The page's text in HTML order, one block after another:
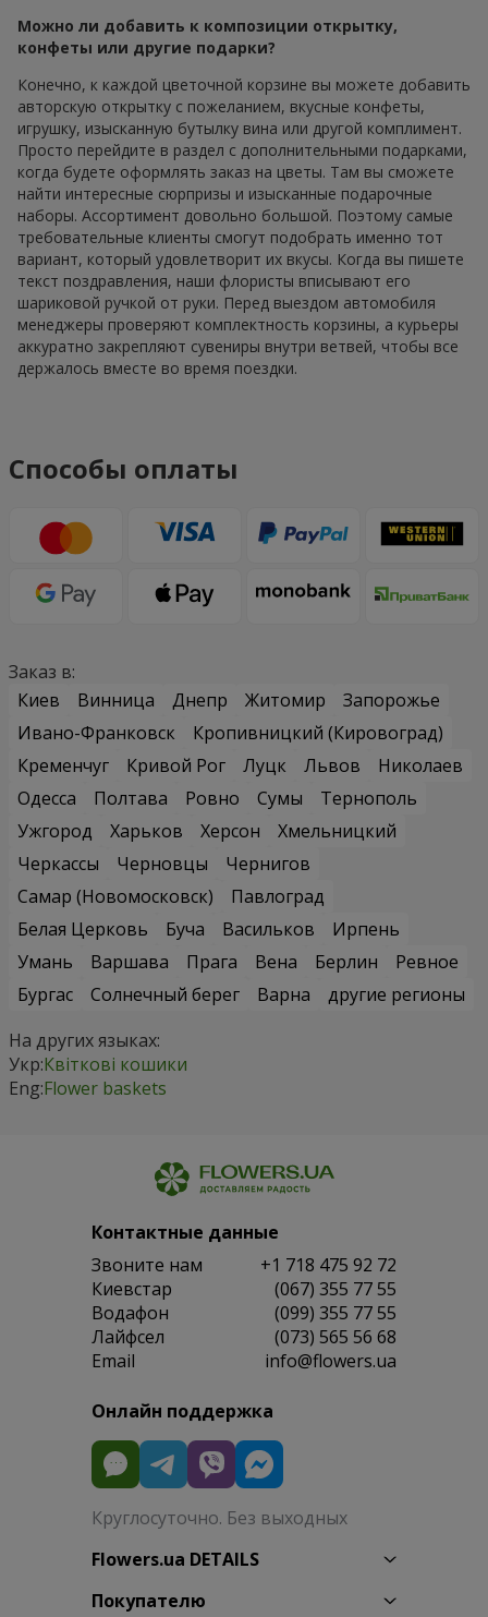
Можно ли добавить к композиции открытку,
конфеты или другие подарки?
Конечно, к каждой цветочной корзине вы можете добавить
авторскую открытку с пожеланием, вкусные конфеты,
игрушку, изысканную бутылку вина или другой комплимент.
Просто перейдите в раздел с дополнительными подарками,
когда будете оформлять заказ на цветы. Там вы сможете
найти интересные сюрпризы и изысканные подарочные
наборы. Ассортимент довольно большой. Поэтому самые
требовательные клиенты смогут подобрать именно тот
вариант, который удовлетворит их вкусы. Когда вы пишете
текст поздравления, наши флористы вписывают его
шариковой ручкой от руки. Перед выездом автомобиля
менеджеры проверяют комплектность корзины, а курьеры
аккуратно закрепляют сувениры внутри ветвей, чтобы все
держалось вместе во время поездки.
Способы оплаты
Заказ в:
Киев
Винница Днепр Житомир
Запорожье
Ивано-Франковск
Кропивницкий (Кировоград)
Кременчуг
Кривой Рог Луцк Львов
Николаев
Одесса
Полтава Ровно Сумы
Тернополь
Ужгород
Харьков Херсон
Хмельницкий
Черкассы
Черновцы
Чернигов
Самар (Новомосковск)
Павлоград
Белая Церковь
Буча Васильков
Ирпень
Умань
Варшава Прага Вена Берлин
Ревное
Бургас
Солнечный берег Варна
другие регионы
На других языках:
Укр:Квіткові кошики
Eng:Flower baskets
Контактные данные
Звоните нам
+1 718 475 92 72
Киевстар
(067) 355 77 55
Водафон
(099) 355 77 55
Лайфсел
(073) 565 56 68
Email
info@flowers.ua
Онлайн поддержка
Круглосуточно. Без выходных
Flowers.ua DETAILS
Покупателю